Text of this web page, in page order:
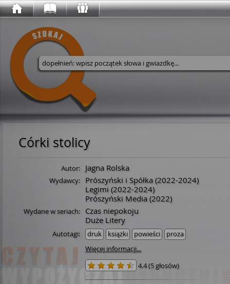
Wyszukaj w serwisie
Córki stolicy
Autor: Jagna Rolska
Wydawcy: Prószyński i Spółka (2022-2024)
Legimi (2022-2024)
Prószyński Media (2022)
Wydane w seriach:
Czas niepokoju
Duże Litery
Autotagi: druk książki powieści
proza
Więcej informacji...
4.4(5 głosów)